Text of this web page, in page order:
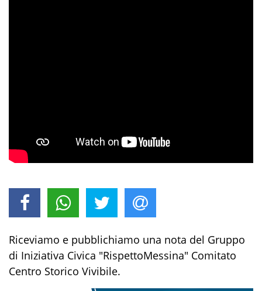
Riceviamo e pubblichiamo una nota del Gruppo
di Iniziativa Civica "RispettoMessina" Comitato
Centro Storico Vivibile.